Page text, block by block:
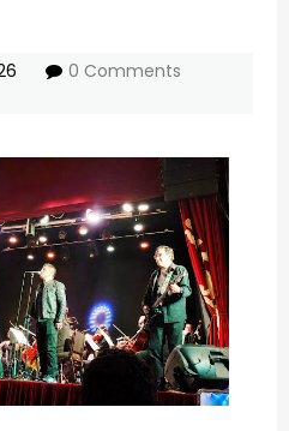
0 Comments